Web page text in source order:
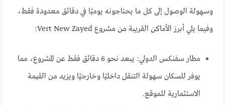
وسهولة الوصول إلى كل ما يحتاجونه يوميًا في دقائق معدودة فقط،
وفيما يلي أبرز الأماكن القريبة من مشروع Vert New Zayed:
مطار سفنكس الدولي: يبعد نحو 6 دقائق فقط عن المشروع، مما
يوفر للسكان سهولة التنقل داخليًا وخارجيًا ويزيد من القيمة
الاستثمارية للموقع.